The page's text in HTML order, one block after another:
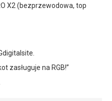
X2 (bezprzewodowa, top
zasługuje na RGB!”